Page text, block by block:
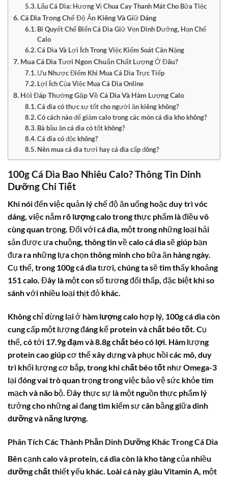
Lẩu Cá Dìa: Hương Vị Chua Cay Thanh Mát Cho Bữa Tiệc
Cá Dìa Trong Chế Độ Ăn Kiêng Và Giữ Dáng
Bí Quyết Chế Biến Cá Dìa Giữ Vẹn Dinh Dưỡng, Hạn Chế
Calo
Cá Dìa Và Lợi Ích Trong Việc Kiểm Soát Cân Nặng
Mua Cá Dìa Tươi Ngon Chuẩn Chất Lượng Ở Đâu?
Ưu Nhược Điểm Khi Mua Cá Dìa Trực Tiếp
Lợi Ích Của Việc Mua Cá Dìa Online
Hỏi Đáp Thường Gặp Về Cá Dìa Và Hàm Lượng Calo
Cá dìa có thực sự tốt cho người ăn kiêng không?
Có cách nào để giảm calo trong các món cá dìa kho không?
Bà bầu ăn cá dìa có tốt không?
Cá dìa có độc không?
Nên mua cá dìa tươi hay cá dìa cấp đông?
100g Cá Dìa Bao Nhiêu Calo? Thông Tin Dinh
Dưỡng Chi Tiết
Khi nói đến việc quản lý chế độ ăn uống hoặc duy trì vóc
dáng, việc nắm rõ lượng calotrong thực phẩm là điều vô
cùng quan trọng. Đối vớicá dìa, một trong những loại hải
sản được ưa chuộng, thông tin vềcalo cá dìasẽ giúp bạn
đưa ra những lựa chọn thông minh cho bữa ăn hàng ngày.
Cụ thể, trong100g cá dìatươi, chúng ta sẽ tìm thấy khoảng
151 calo. Đây là một con số tương đối thấp, đặc biệt khi so
sánh với nhiều loại thịt đỏ khác.
Không chỉ dừng lại ở hàm lượng calo hợp lý, 100g cá dìacòn
cung cấp một lượng đáng kể proteinvàchất béo tốt. Cụ
thể, có tới 17.9gđạmvà 8.8gchất béo có lợi. Hàm lượng
proteincao giúp cơ thể xây dựng và phục hồi các mô, duy
trì khối lượng cơ bắp, trong khichất béo tốt như Omega-3
lại đóng vai trò quan trọng trong việc bảo vệ sức khỏe tim
mạch và não bộ. Đây thực sự là một nguồn thực phẩm lý
tưởng cho những ai đang tìm kiếm sự cân bằng giữadinh
dưỡngvà năng lượng.
Phân Tích Các Thành Phần Dinh Dưỡng Khác Trong Cá Dìa
Bên cạnhcalovà protein, cá dìacòn là kho tàng của nhiều
dưỡng chấtthiết yếu khác. Loài cá này giàu Vitamin A, một